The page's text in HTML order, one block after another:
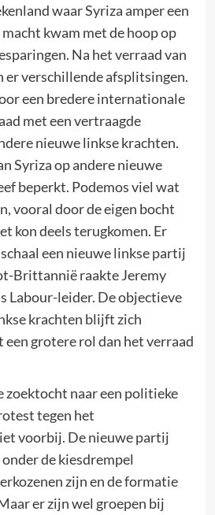
waar Syriza amper een
macht kwam met de hoop op
Na het verraad van
er verschillende afsplitsingen.
een bredere internationale
met een vertraagde
nieuwe linkse krachten.
Syriza op andere nieuwe
beperkt. Podemos viel wat
vooral door de eigen bocht
kon deels terugkomen. Er
een nieuwe linkse partij
Brittannië raakte Jeremy
Labour-leider. De objectieve
krachten blijft zich
een grotere rol dan het verraad
zoektocht naar een politieke
tegen het
voorbij. De nieuwe partij
de kiesdrempel
zijn en de formatie
er zijn wel groepen bij